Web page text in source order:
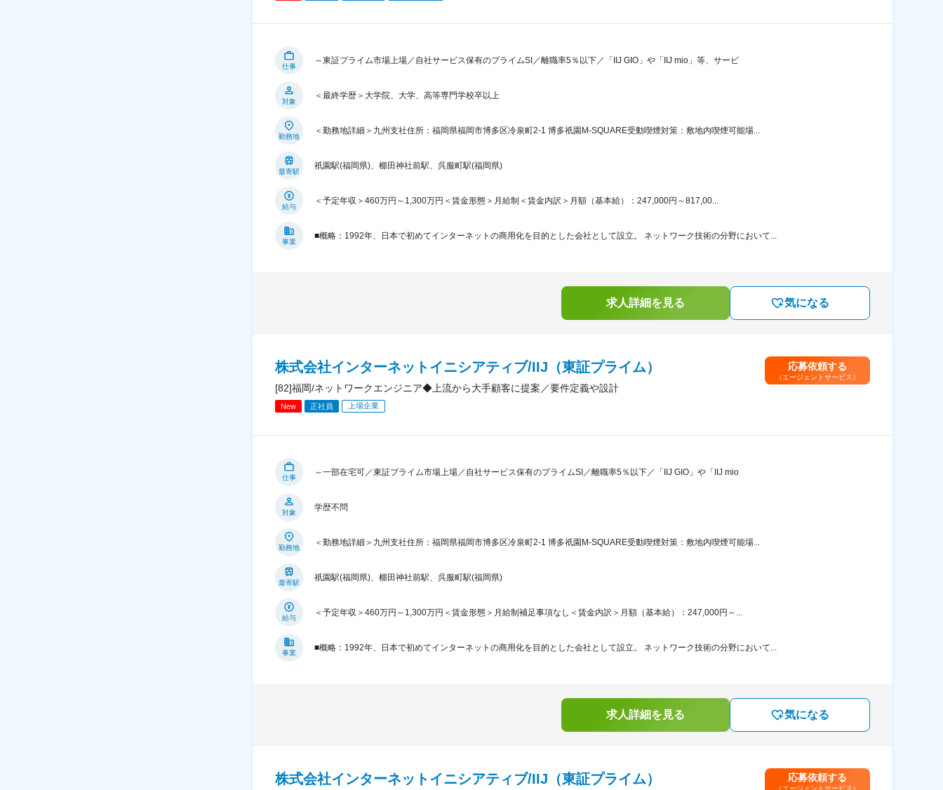
仕事
～東証プライム市場上場／自社サービス保有のプライムSI／離職率5％以下／「IIJ GIO」や「IIJ mio」等、サービ
対象
＜最終学歴＞大学院、大学、高等専門学校卒以上
勤務地
＜勤務地詳細＞九州支社住所：福岡県福岡市博多区冷泉町2-1 博多祇園M-SQUARE受動喫煙対策：敷地内喫煙可能場...
最寄駅
祇園駅(福岡県)、櫛田神社前駅、呉服町駅(福岡県)
給与
＜予定年収＞460万円～1,300万円＜賃金形態＞月給制＜賃金内訳＞月額（基本給）：247,000円～817,00...
事業
■概略：1992年、日本で初めてインターネットの商用化を目的とした会社として設立。 ネットワーク技術の分野において...
求人詳細を見る 気になる
株式会社インターネットイニシアティブ/IIJ（東証プライム）
[82]福岡/ネットワークエンジニア◆上流から大手顧客に提案／要件定義や設計
New 正社員 上場企業
応募依頼する
（エージェントサービス）
仕事
～一部在宅可／東証プライム市場上場／自社サービス保有のプライムSI／離職率5％以下／「IIJ GIO」や「IIJ mio
対象
学歴不問
勤務地
＜勤務地詳細＞九州支社住所：福岡県福岡市博多区冷泉町2-1 博多祇園M-SQUARE受動喫煙対策：敷地内喫煙可能場...
最寄駅
祇園駅(福岡県)、櫛田神社前駅、呉服町駅(福岡県)
給与
＜予定年収＞460万円～1,300万円＜賃金形態＞月給制補足事項なし＜賃金内訳＞月額（基本給）：247,000円～...
事業
■概略：1992年、日本で初めてインターネットの商用化を目的とした会社として設立。 ネットワーク技術の分野において...
求人詳細を見る 気になる
株式会社インターネットイニシアティブ/IIJ（東証プライム） 応募依頼する